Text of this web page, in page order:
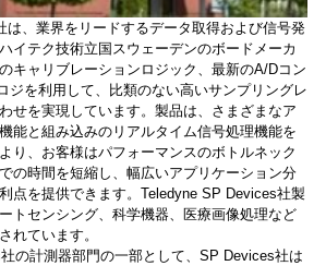
は、業界をリードするデータ取得および信号発
イテク技術立国スウェーデンのボードメーカ
キャリブレーションロジック、最新のA/Dコン
ジを利用して、比類のない高いサンプリングレ
せを実現しています。製品は、さまざまなア
能と組み込みのリアルタイム信号処理機能を
り、お客様はパフォーマンスのボトルネック
の時間を短縮し、幅広いアプリケーション分
点を提供できます。Teledyne SP Devices社製
トセンシング、科学機器、医療画像処理など
れています。
の計測器部門の一部として、SP Devices社は